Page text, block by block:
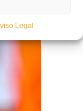
Legal